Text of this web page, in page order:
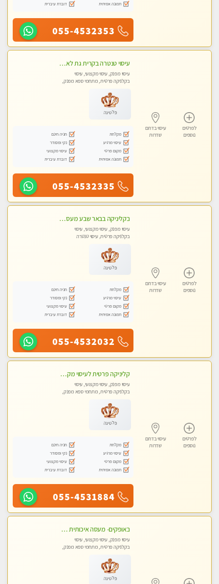
תמונה אמיתית
דוברת עיברית
055-4532353
לפרטים
נוספים
עיסוי בדרום
שדרות
עיסוי טנטרה בקרית גת לא מה שחשבת הרבה יותר ממה שדמיינת פרטי!!! Highly recommended
עיסוי מפנק, עיסוי מקצועי, עיסוי
בקלניקה פרטית, מתחמי ספא מפנק,
פלטינה
מקלחת
חניה חינם
עיסוי מרגיע
נקי ומסודר
מקום פרטי
עיסוי מקצועי
תמונה אמיתית
דוברת עיברית
055-4532335
לפרטים
נוספים
עיסוי בדרום
שדרות
בקליניקה בבאר שבע מעסה מקצועית לעיסוי מפנק
עיסוי מפנק, עיסוי מקצועי, עיסוי
בקלניקה פרטית, עיסוי טנטרה
פלטינה
מקלחת
חניה חינם
עיסוי מרגיע
נקי ומסודר
מקום פרטי
עיסוי מקצועי
תמונה אמיתית
דוברת עיברית
055-4532032
לפרטים
נוספים
עיסוי בדרום
שדרות
קליניקה פרטית לעיסוי מקצועי ואלטרנטיבי ברמה גבוהה VIP תתקשר ..... highly recommended..new in the city
עיסוי מפנק, עיסוי מקצועי, עיסוי
בקלניקה פרטית, מתחמי ספא מפנק,
פלטינה
מקלחת
חניה חינם
עיסוי מרגיע
נקי ומסודר
מקום פרטי
עיסוי מקצועי
תמונה אמיתית
דוברת עיברית
055-4531884
באופקים- מעסה איכותית לעיסוי מקצועי ומפנק לכל שרירי הגוף עיסוי רפואי, מרגיע, קלאסי- Highly recommended
עיסוי מפנק, עיסוי מקצועי, עיסוי
בקלניקה פרטית, מתחמי ספא מפנק,
פלטינה